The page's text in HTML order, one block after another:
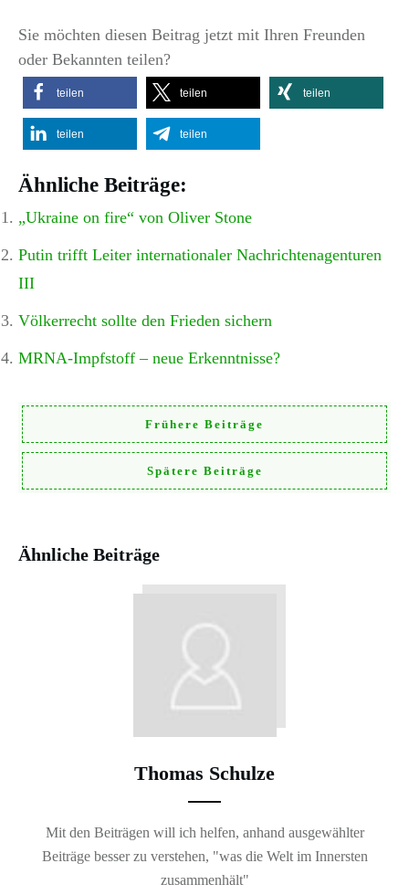
Sie möchten diesen Beitrag jetzt mit Ihren Freunden
oder Bekannten teilen?
teilen teilen teilen
teilen teilen
Ähnliche Beiträge:
„Ukraine on fire“ von Oliver Stone
Putin trifft Leiter internationaler Nachrichtenagenturen
III
Völkerrecht sollte den Frieden sichern
MRNA-Impfstoff – neue Erkenntnisse?
Frühere Beiträge
Spätere Beiträge
Ähnliche Beiträge
Thomas Schulze
Mit den Beiträgen will ich helfen, anhand ausgewählter
Beiträge besser zu verstehen, "was die Welt im Innersten
zusammenhält"